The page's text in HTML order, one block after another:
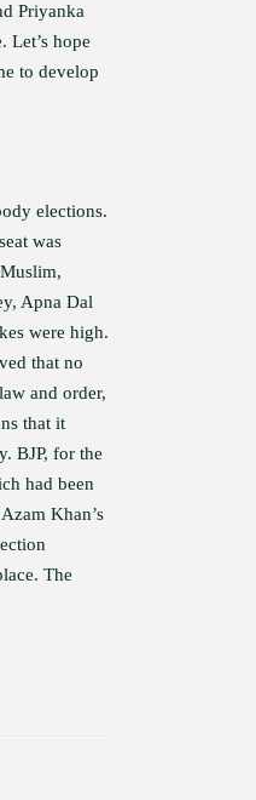
Priyanka
Let’s hope
to develop
elections.
was
Apna Dal
were high.
that no
and order,
that it
BJP, for the
had been
Khan’s
The